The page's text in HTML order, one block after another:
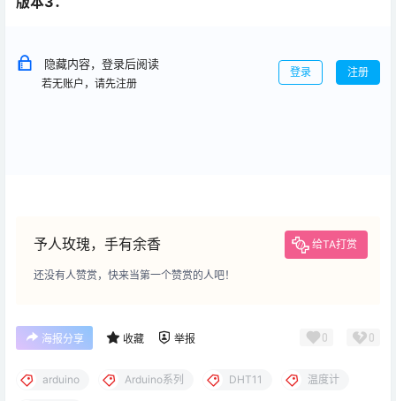
隐藏内容，登录后阅读
若无账户，请先注册
登录 注册
予人玫瑰，手有余香 给TA打赏
还没有人赞赏，快来当第一个赞赏的人吧！
海报分享 收藏 举报 0 0
arduino Arduino系列 DHT11 温度计